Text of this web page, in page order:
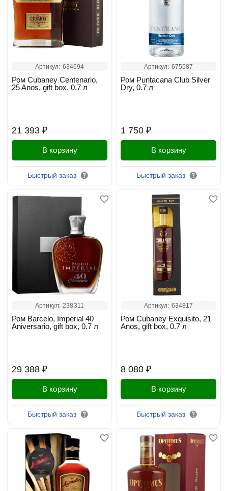
Артикул: 634694
21 393 ₽
Ром Cubaney Centenario,
25 Anos, gift box, 0.7 л
В корзину
Быстрый заказ
Артикул: 675587
1 750 ₽
Ром Puntacana Club Silver
Dry, 0.7 л
В корзину
Быстрый заказ
Артикул: 238311
29 388 ₽
Ром Barcelo, Imperial 40
Aniversario, gift box, 0.7 л
В корзину
Быстрый заказ
Артикул: 634817
8 080 ₽
Ром Cubaney Exquisito, 21
Anos, gift box, 0.7 л
В корзину
Быстрый заказ